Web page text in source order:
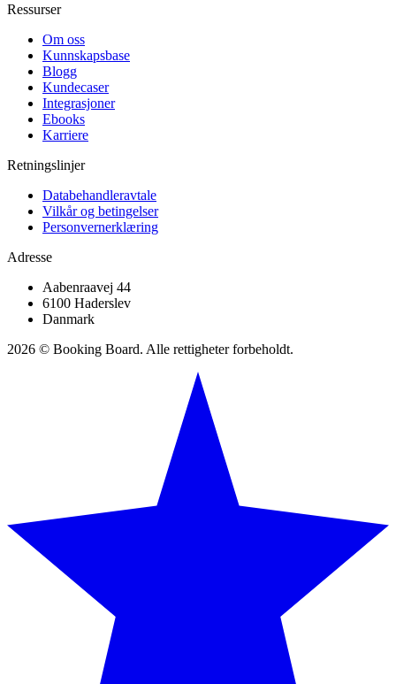
Ressurser
Om oss
Kunnskapsbase
Blogg
Kundecaser
Integrasjoner
Ebooks
Karriere
Retningslinjer
Databehandleravtale
Vilkår og betingelser
Personvernerklæring
Adresse
Aabenraavej 44
6100 Haderslev
Danmark
2026 © Booking Board. Alle rettigheter forbeholdt.